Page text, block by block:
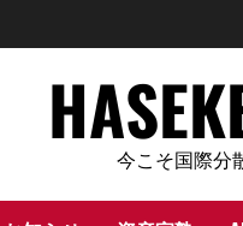
今こそ国際